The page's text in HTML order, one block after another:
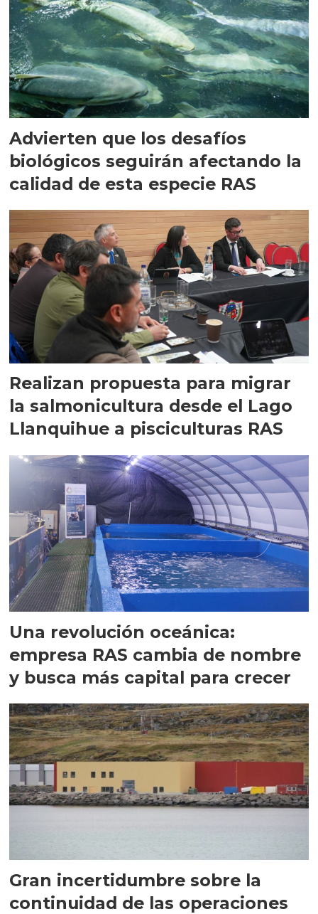
Advierten que los desafíos
biológicos seguirán afectando la
calidad de esta especie RAS
Realizan propuesta para migrar
la salmonicultura desde el Lago
Llanquihue a pisciculturas RAS
Una revolución oceánica:
empresa RAS cambia de nombre
y busca más capital para crecer
Gran incertidumbre sobre la
continuidad de las operaciones